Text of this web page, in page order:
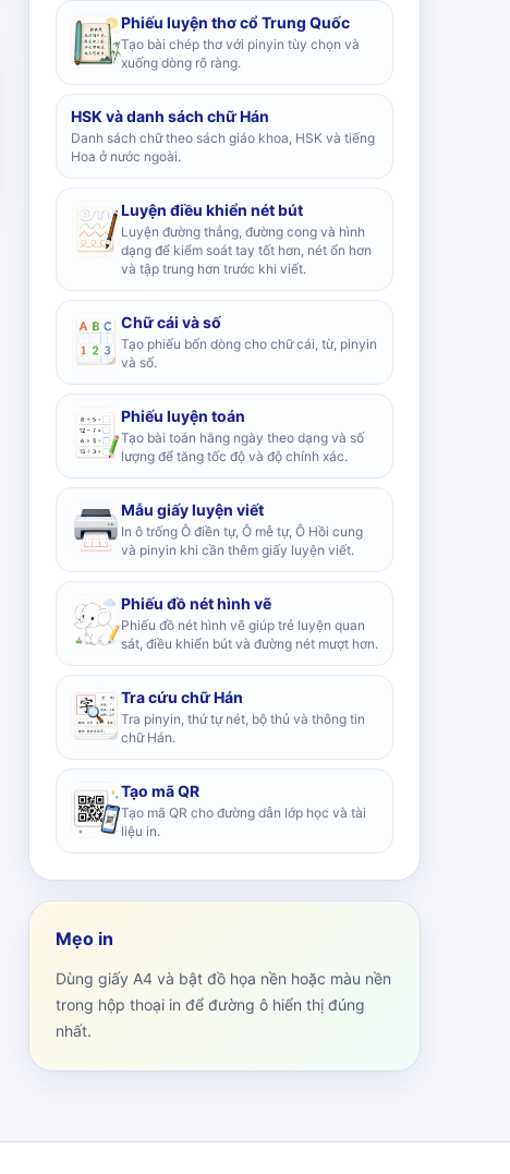
Phiếu luyện thơ cổ Trung Quốc
Tạo bài chép thơ với pinyin tùy chọn và
xuống dòng rõ ràng.
HSK và danh sách chữ Hán
Danh sách chữ theo sách giáo khoa, HSK và tiếng
Hoa ở nước ngoài.
Luyện điều khiển nét bút
Luyện đường thẳng, đường cong và hình
dạng để kiểm soát tay tốt hơn, nét ổn hơn
và tập trung hơn trước khi viết.
Chữ cái và số
Tạo phiếu bốn dòng cho chữ cái, từ, pinyin
và số.
Phiếu luyện toán
Tạo bài toán hằng ngày theo dạng và số
lượng để tăng tốc độ và độ chính xác.
Mẫu giấy luyện viết
In ô trống Ô điền tự, Ô mễ tự, Ô Hồi cung
và pinyin khi cần thêm giấy luyện viết.
Phiếu đồ nét hình vẽ
Phiếu đồ nét hình vẽ giúp trẻ luyện quan
sát, điều khiển bút và đường nét mượt hơn.
Tra cứu chữ Hán
Tra pinyin, thứ tự nét, bộ thủ và thông tin
chữ Hán.
Tạo mã QR
Tạo mã QR cho đường dẫn lớp học và tài
liệu in.
Mẹo in
Dùng giấy A4 và bật đồ họa nền hoặc màu nền
trong hộp thoại in để đường ô hiển thị đúng
nhất.